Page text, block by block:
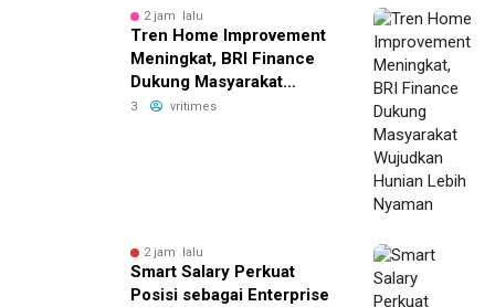
2 jam lalu
Tren Home Improvement
Meningkat, BRI Finance
Dukung Masyarakat
Wujudkan Hunian Lebih
3 vritimes
2 jam lalu
Smart Salary Perkuat
Posisi sebagai Enterprise